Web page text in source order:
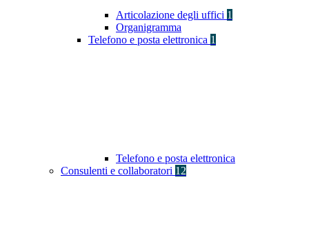
Articolazione degli uffici 1
Organigramma
Telefono e posta elettronica 1
Telefono e posta elettronica
Consulenti e collaboratori 12